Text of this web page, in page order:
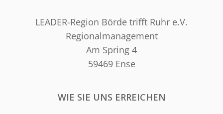
LEADER-Region Börde trifft Ruhr e.V.
Regionalmanagement
Am Spring 4
59469 Ense
WIE SIE UNS ERREICHEN